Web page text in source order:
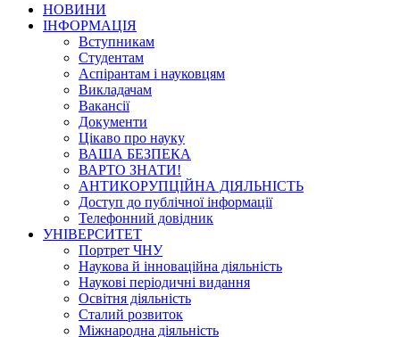
НОВИНИ
ІНФОРМАЦІЯ
Вступникам
Студентам
Аспірантам і науковцям
Викладачам
Вакансії
Документи
Цікаво про науку
ВАША БЕЗПЕКА
ВАРТО ЗНАТИ!
АНТИКОРУПЦІЙНА ДІЯЛЬНІСТЬ
Доступ до публічної інформації
Телефонний довідник
УНІВЕРСИТЕТ
Портрет ЧНУ
Наукова й інноваційна діяльність
Наукові періодичні видання
Освітня діяльність
Сталий розвиток
Міжнародна діяльність